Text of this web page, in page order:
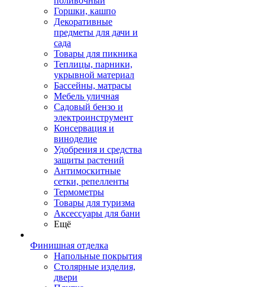
Горшки, кашпо
Декоративные
предметы для дачи и
сада
Товары для пикника
Теплицы, парники,
укрывной материал
Бассейны, матрасы
Мебель уличная
Садовый бензо и
электроинструмент
Консервация и
виноделие
Удобрения и средства
защиты растений
Антимоскитные
сетки, репелленты
Термометры
Товары для туризма
Аксессуары для бани
Ещё
Финишная отделка
Напольные покрытия
Столярные изделия,
двери